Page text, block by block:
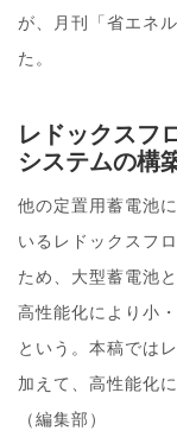
が、月刊「省エネ
た。
レドックスフ
システムの構
他の定置用蓄電池
いるレドックスフ
ため、大型蓄電池
高性能化により小
という。本稿では
加えて、高性能化
（編集部）